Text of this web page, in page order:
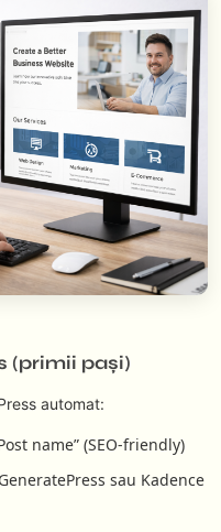
(primii pași)
automat:
name” (SEO-friendly)
sau Kadence